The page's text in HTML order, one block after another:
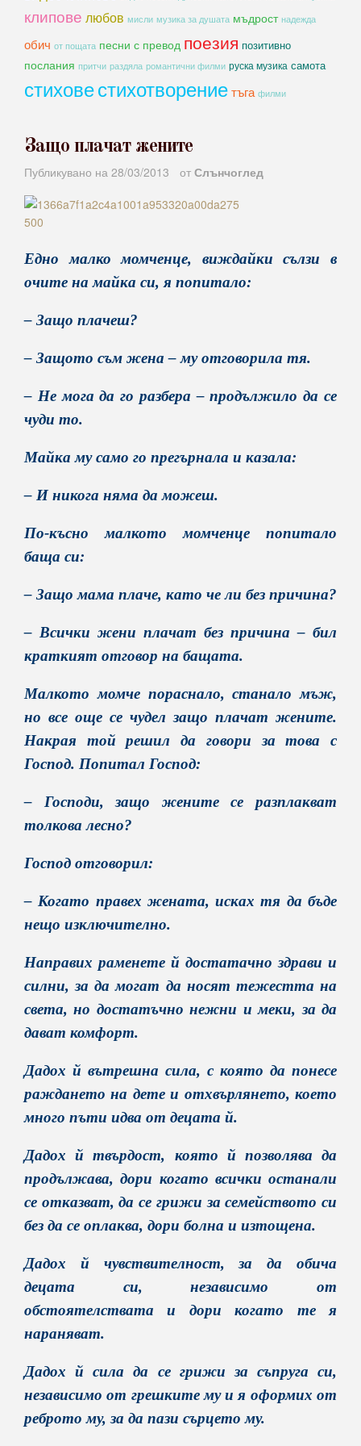
клипове любов мисли музика за душата мъдрост надежда
обич от пощата песни с превод поезия позитивно
послания притчи раздяла романтични филми руска музика самота
стиховестихотворениетъга филми
Защо плачат жените
Публикувано на 28/03/2013 от Слънчоглед
Едно малко момченце, виждайки сълзи в
очите на майка си, я попитало:
– Защо плачеш?
– Защото съм жена – му отговорила тя.
– Не мога да го разбера – продължило да се
чуди то.
Майка му само го прегърнала и казала:
– И никога няма да можеш.
По-късно малкото момченце попитало
баща си:
– Защо мама плаче, като че ли без причина?
– Всички жени плачат без причина – бил
краткият отговор на бащата.
Малкото момче пораснало, станало мъж,
но все още се чудел защо плачат жените.
Накрая той решил да говори за това с
Господ. Попитал Господ:
– Господи, защо жените се разплакват
толкова лесно?
Господ отговорил:
– Когато правех жената, исках тя да бъде
нещо изключително.
Направих раменете й достатачно здрави и
силни, за да могат да носят тежестта на
света, но достатъчно нежни и меки, за да
дават комфорт.
Дадох й вътрешна сила, с която да понесе
раждането на дете и отхвърлянето, което
много пъти идва от децата й.
Дадох й твърдост, която й позволява да
продължава, дори когато всички останали
се отказват, да се грижи за семейството си
без да се оплаква, дори болна и изтощена.
Дадох й чувствителност, за да обича
децата си, независимо от
обстоятелствата и дори когато те я
нараняват.
Дадох й сила да се грижи за съпруга си,
независимо от грешките му и я оформих от
реброто му, за да пази сърцето му.